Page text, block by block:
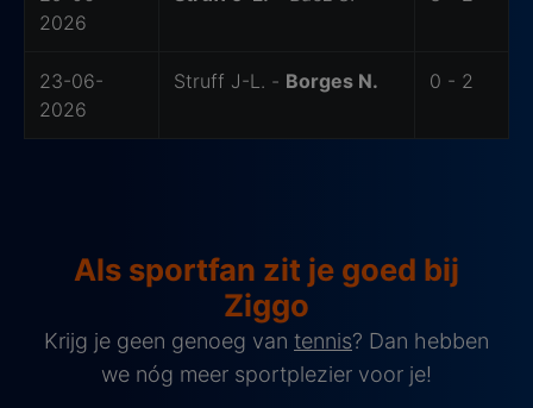
2026
23-06-
2026
Struff J-L. - Borges N. 0 - 2
Als sportfan zit je goed bij
Ziggo
Krijg je geen genoeg van tennis? Dan hebben
we nóg meer sportplezier voor je!